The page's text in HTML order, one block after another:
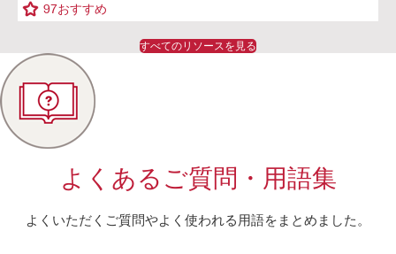
97おすすめ
すべてのリソースを見る
よくあるご質問・用語集
よくいただくご質問やよく使われる用語をまとめました。